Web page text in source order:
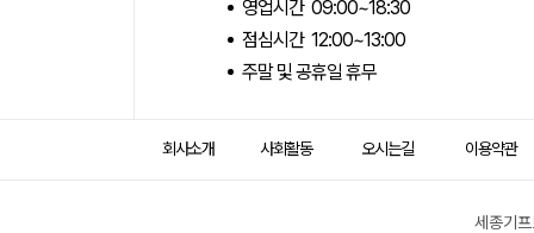
영업시간 09:00~18:30
점심시간 12:00~13:00
주말 및 공휴일 휴무
회사소개 사회활동 오시는길 이용약관
세종기